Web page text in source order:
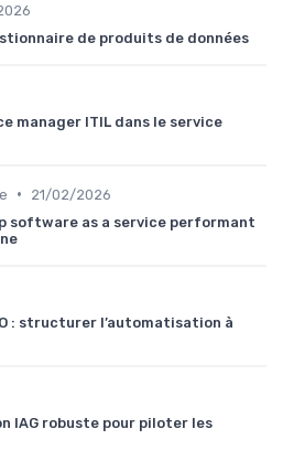
de produits de données
manager ITIL dans le service
•
21/02/2026
software as a service performant
: structurer l’automatisation à
IAG robuste pour piloter les